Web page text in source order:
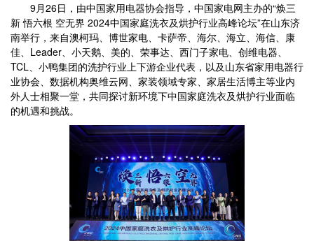
9月26日，由中国家用电器协会指导，中国家电网主办的“焕三
新 悟六根 空无界 2024中国家庭洗衣及烘护行业高峰论坛”在山东济
南举行，来自澳柯玛、博世家电、卡萨帝、海尔、海立、海信、康
佳、Leader、小天鹅、美的、荣事达、西门子家电、创维电器、
TCL、小鸭集团的洗护行业上下游企业代表，以及山东省家用电器行
业协会、数据机构奥维云网、家装领域专家、家居生活博主等业内
外人士相聚一堂，共同探讨新环境下中国家庭洗衣及烘护行业面临
的机遇和挑战。